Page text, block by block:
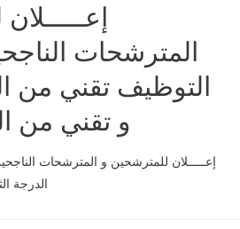
المترشحات
التوظيف تقني من
و تقني من
إعـــــلان للمترشحين و المترشحات
الدرجة